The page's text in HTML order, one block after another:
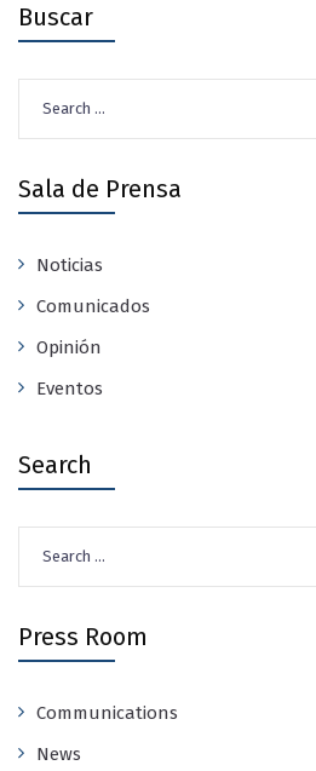
Buscar
for:
Sala de Prensa
Noticias
Comunicados
Opinión
Eventos
Search
for:
Press Room
Communications
News